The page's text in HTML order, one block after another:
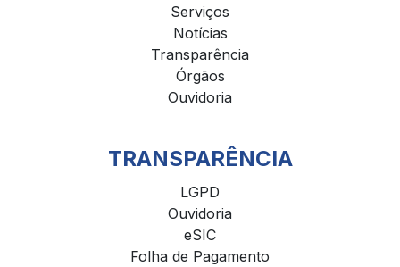
Serviços
Notícias
Transparência
Órgãos
Ouvidoria
TRANSPARÊNCIA
LGPD
Ouvidoria
eSIC
Folha de Pagamento